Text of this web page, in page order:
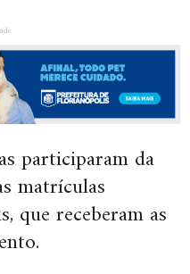
participaram da
matrículas
que receberam as